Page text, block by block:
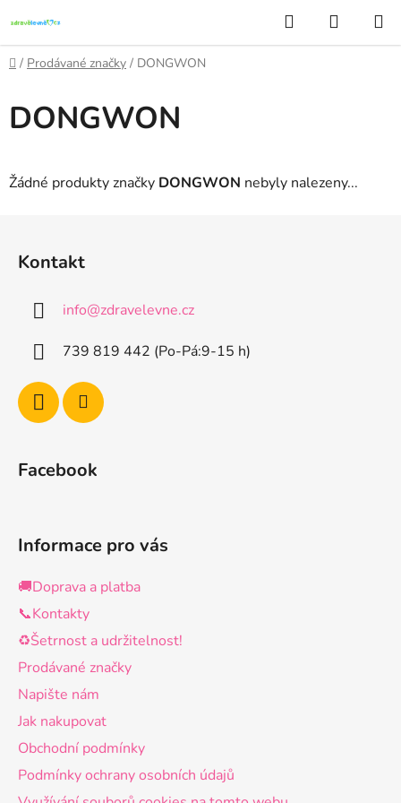
na
obsah
Hledat
KOŠÍK
Domů
/ Prodávané značky / DONGWON
DONGWON
Žádné produkty značky DONGWON nebyly nalezeny...
Kontakt
info@zdravelevne.cz
739 819 442 (Po-Pá:9-15 h)
Facebook
Informace pro vás
🚚Doprava a platba
📞Kontakty
♻️Šetrnost a udržitelnost!
Prodávané značky
Napište nám
Jak nakupovat
Obchodní podmínky
Podmínky ochrany osobních údajů